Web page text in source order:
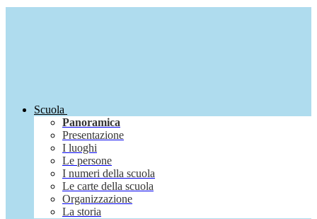
Scuola
Panoramica
Presentazione
I luoghi
Le persone
I numeri della scuola
Le carte della scuola
Organizzazione
La storia